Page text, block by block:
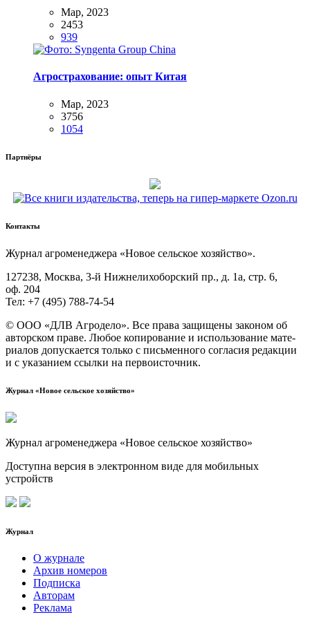
Мар, 2023
2453
939
Агрострахование: опыт Китая
Мар, 2023
3756
1054
Партнёры
Контакты
Жур­нал агро­ме­не­дже­ра «Новое сель­ское хозяйство».
127238, Москва, 3‑й Ниж­не­ли­хо­бор­ский пр., д. 1а, стр. 6,
оф. 204
Тел: +7 (495) 788‑74‑54
© ООО «ДЛВ Агро­де­ло». Все пра­ва защи­ще­ны зако­ном об
автор­ском пра­ве. Любое копи­ро­ва­ние и исполь­зо­ва­ние мате­
ри­а­лов допус­ка­ет­ся толь­ко с пись­мен­но­го согла­сия редак­ции
и с ука­за­ни­ем ссыл­ки на первоисточник.
Журнал «Новое сельское хозяйство»
Журнал агроменеджера «Новое сельское хозяйство»
Доступна версия в электронном виде для мобильных
устройств
Журнал
О журнале
Архив номеров
Подписка
Авторам
Реклама